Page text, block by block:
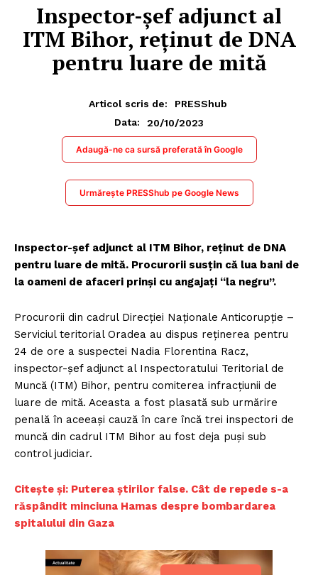
Inspector-șef adjunct al
ITM Bihor, reținut de DNA
pentru luare de mită
Articol scris de:
PRESShub
Data:
20/10/2023
Adaugă-ne ca sursă preferată în Google
Urmărește PRESShub pe Google News
Inspector-șef adjunct al ITM Bihor, reținut de DNA
pentru luare de mită. Procurorii susțin că lua bani de
la oameni de afaceri prinși cu angajați “la negru”.
Procurorii din cadrul Direcției Naționale Anticorupție –
Serviciul teritorial Oradea au dispus reținerea pentru
24 de ore a suspectei Nadia Florentina Racz,
inspector-șef adjunct al Inspectoratului Teritorial de
Muncă (ITM) Bihor, pentru comiterea infracțiunii de
luare de mită. Aceasta a fost plasată sub urmărire
penală în aceeași cauză în care încă trei inspectori de
muncă din cadrul ITM Bihor au fost deja puși sub
control judiciar.
Citește și: Puterea știrilor false. Cât de repede s-a
răspândit minciuna Hamas despre bombardarea
spitalului din Gaza